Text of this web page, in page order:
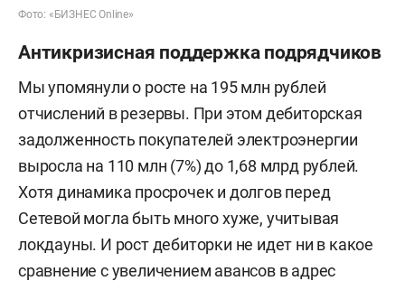
Фото: «БИЗНЕС Online»
Антикризисная поддержка подрядчиков
Мы упомянули о росте на 195 млн рублей
отчислений в резервы. При этом дебиторская
задолженность покупателей электроэнергии
выросла на 110 млн (7%) до 1,68 млрд рублей.
Хотя динамика просрочек и долгов перед
Сетевой могла быть много хуже, учитывая
локдауны. И рост дебиторки не идет ни в какое
сравнение с увеличением авансов в адрес